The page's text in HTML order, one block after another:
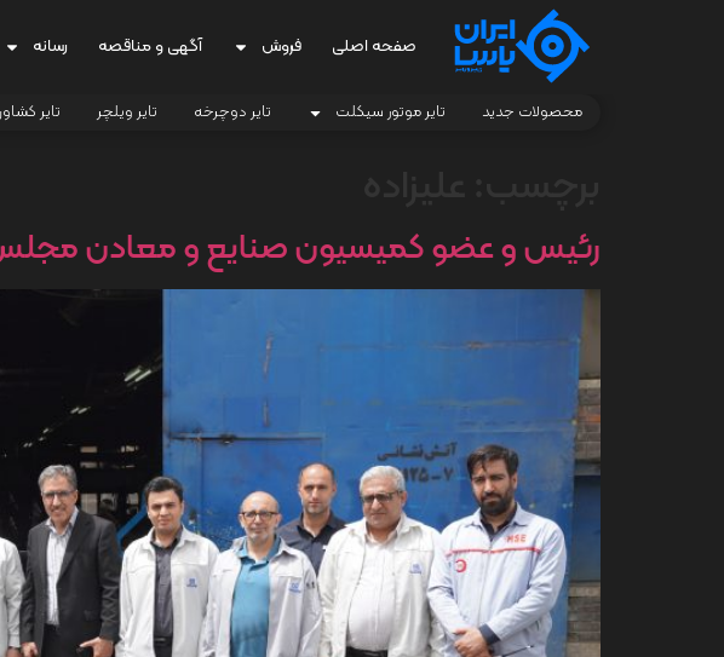
صفحه اصلی فروش آگهی و مناقصه رسانه
محصولات جدید تایر موتور سیکلت تایر دوچرخه تایر ویلچر تایر
رئیس و عضو کمیسیون صنایع و معادن مجلس